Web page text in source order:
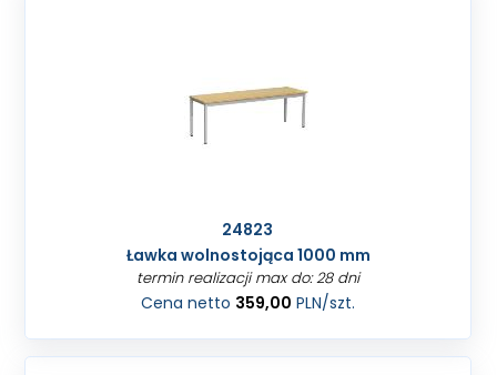
24823
Ławka wolnostojąca 1000 mm
termin realizacji max do: 28 dni
Cena netto 359,00 PLN/szt.